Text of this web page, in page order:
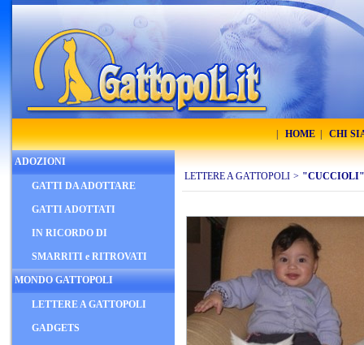
HOME CHI
ADOZIONI
GATTI DA ADOTTARE
GATTI ADOTTATI
IN RICORDO DI
SMARRITI e RITROVATI
MONDO GATTOPOLI
LETTERE A GATTOPOLI
GADGETS
LETTERE A GATTOPOLI > "CUCCIOLI"